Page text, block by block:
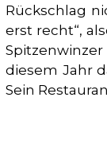
Rückschlag
erst recht“,
diesem Jahr
Sein